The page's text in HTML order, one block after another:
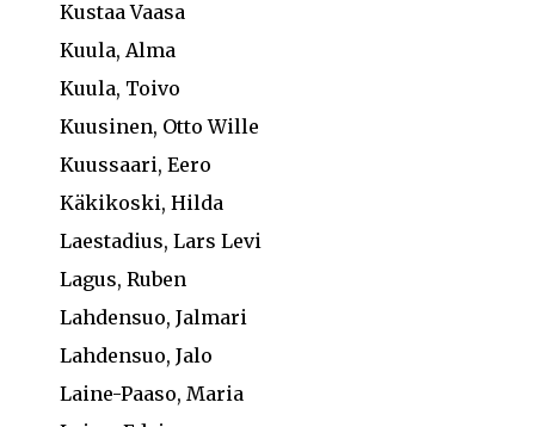
Kustaa Vaasa
Kuula, Alma
Kuula, Toivo
Kuusinen, Otto Wille
Kuussaari, Eero
Käkikoski, Hilda
Laestadius, Lars Levi
Lagus, Ruben
Lahdensuo, Jalmari
Lahdensuo, Jalo
Laine-Paaso, Maria